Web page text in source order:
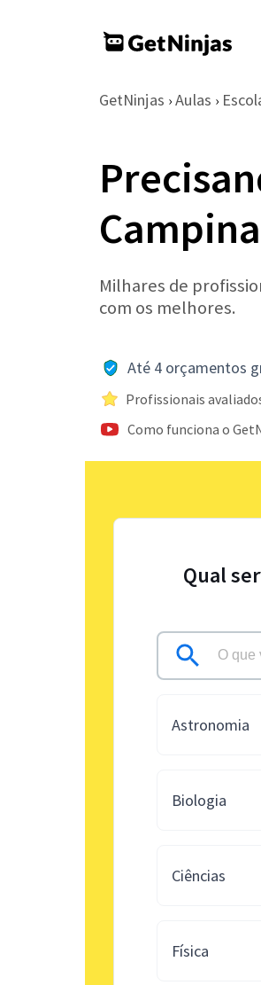
GetNinjas › Aulas ›
Milhares de
com os melhores.
Até 4 orçamentos
Profissionais
Como funciona o
Qual
Astronomia
Biologia
Ciências
Física